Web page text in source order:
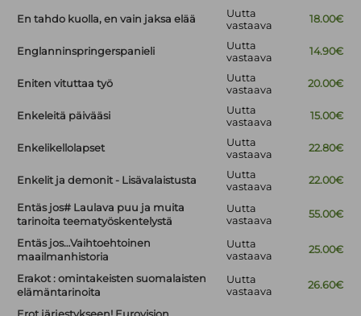
En tahdo kuolla, en vain jaksa elää
Uutta
vastaava
18.00€
Englanninspringerspanieli
Uutta
vastaava
14.90€
Eniten vituttaa työ
Uutta
vastaava
20.00€
Enkeleitä päivääsi
Uutta
vastaava
15.00€
Enkelikellolapset
Uutta
vastaava
22.80€
Enkelit ja demonit - Lisävalaistusta
Uutta
vastaava
22.00€
Entäs jos# Laulava puu ja muita
tarinoita teematyöskentelystä
Uutta
vastaava
55.00€
Entäs jos…Vaihtoehtoinen
maailmanhistoria
Uutta
vastaava
25.00€
Erakot : omintakeisten suomalaisten
elämäntarinoita
Uutta
vastaava
26.60€